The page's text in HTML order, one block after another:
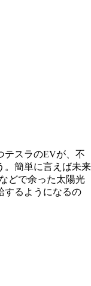
テスラのEVが、不
。簡単に言えば未来
どで余った太陽光
するようになるの